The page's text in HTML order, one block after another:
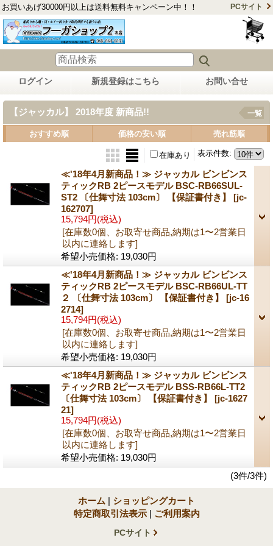
お買いあげ30000円以上は送料無料キャンペーン中！！ PCサイト
ログイン 新規登録はこちら お問い合せ
【ジャッカル】 2018年度 新商品!! 一覧
おすすめ順 価格の安い順 売れ筋順
表示件数:
在庫あり
≪'18年4月新商品！≫ ジャッカル ビンビンス
ティックRB 2ピースモデル BSC-RB66SUL-
ST2 〔仕舞寸法 103cm〕 【保証書付き】 [jc-
162707]
15,794円(税込)
[在庫数0個、お取寄せ商品,納期は1〜2営業日
以内に連絡します]
希望小売価格: 19,030円
≪'18年4月新商品！≫ ジャッカル ビンビンス
ティックRB 2ピースモデル BSC-RB66UL-TT
２ 〔仕舞寸法 103cm〕 【保証書付き】 [jc-16
2714]
15,794円(税込)
[在庫数0個、お取寄せ商品,納期は1〜2営業日
以内に連絡します]
希望小売価格: 19,030円
≪'18年4月新商品！≫ ジャッカル ビンビンス
ティックRB 2ピースモデル BSS-RB66L-TT2
〔仕舞寸法 103cm〕 【保証書付き】 [jc-1627
21]
15,794円(税込)
[在庫数0個、お取寄せ商品,納期は1〜2営業日
以内に連絡します]
希望小売価格: 19,030円
(3件/3件)
ホーム | ショッピングカート
特定商取引法表示 | ご利用案内
PCサイト